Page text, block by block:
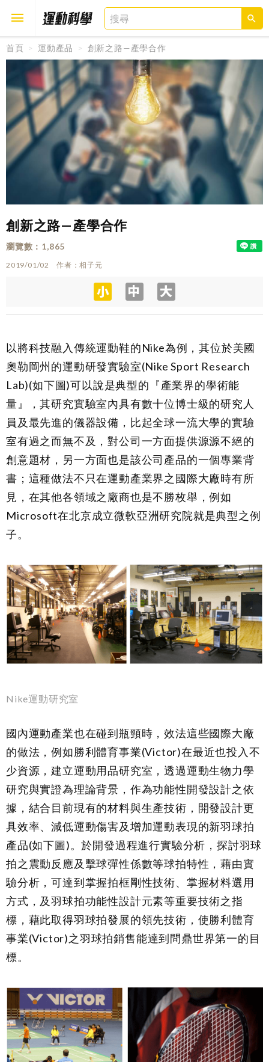
首頁 運動產品 創新之路—產學合作
創新之路—產學合作
瀏覽數 1,865
2019/01/02 作者 相子元
以將科技融入傳統運動鞋的Nike為例，其位於美國
奧勒岡州的運動研發實驗室(Nike Sport Research
Lab)(如下圖)可以說是典型的『產業界的學術能
量』，其研究實驗室內具有數十位博士級的研究人
員及最先進的儀器設備，比起全球一流大學的實驗
室有過之而無不及，對公司一方面提供源源不絕的
創意題材，另一方面也是該公司產品的一個專業背
書；這種做法不只在運動產業界之國際大廠時有所
見，在其他各領域之廠商也是不勝枚舉，例如
Microsoft在北京成立微軟亞洲研究院就是典型之例
子。
Nike運動研究室
國內運動產業也在碰到瓶頸時，效法這些國際大廠
的做法，例如勝利體育事業(Victor)在最近也投入不
少資源，建立運動用品研究室，透過運動生物力學
研究與實證為理論背景，作為功能性開發設計之依
據，結合目前現有的材料與生產技術，開發設計更
具效率、減低運動傷害及增加運動表現的新羽球拍
產品(如下圖)。於開發過程進行實驗分析，探討羽球
拍之震動反應及擊球彈性係數等球拍特性，藉由實
驗分析，可達到掌握拍框剛性技術、掌握材料選用
方式，及羽球拍功能性設計元素等重要技術之指
標，藉此取得羽球拍發展的領先技術，使勝利體育
事業(Victor)之羽球拍銷售能達到問鼎世界第一的目
標。
取消 確定